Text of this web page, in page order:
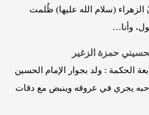
الزهراء (سلام الله عليها) ظُلمت
وأنا…
حمزة الزغير
الحكمة : ولد بجوار الإمام الحسين
حبه يجري في عروقه وينبض مع دقات